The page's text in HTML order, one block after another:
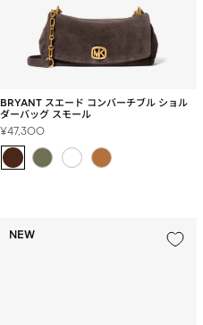
BRYANT スエード コンバーチブル ショル
ダーバッグ スモール
セ
ー
ル
¥47,300
NEW